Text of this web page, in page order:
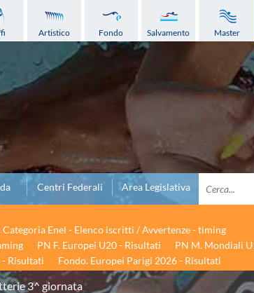
Artistico Fondo Salvamento Master
Centri Federali Area Legislativa
Categoria Enel - Elenco iscritti / Avvertenze - timing
PN F. Europei U20 - Risultati
PN M. Mondiali
Risultati Fondo. Europei Parigi 2026 - Risultati
3^ giornata